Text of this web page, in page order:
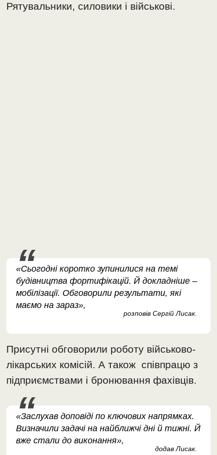
Рятувальники, силовики і військові.
«Сьогодні коротко зупинилися на темі
будівництва фортифікацій. Й докладніше –
мобілізації. Обговорили результати, які
маємо на зараз»,
розповів Сергій Лисак.
Присутні обговорили роботу військово-
лікарських комісій. А також співпрацю з
підприємствами і бронювання фахівців.
«Заслухав доповіді по ключових напрямках.
Визначили задачі на найближчі дні й тижні. Й
вже стали до виконання»,
додав Лисак.